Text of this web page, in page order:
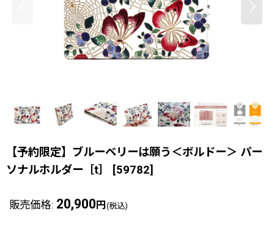
【予約限定】ブルーベリーは願う＜ボルドー＞ パー
ソナルホルダー［t］
[59782]
販売価格: 20,900 円 (税込)